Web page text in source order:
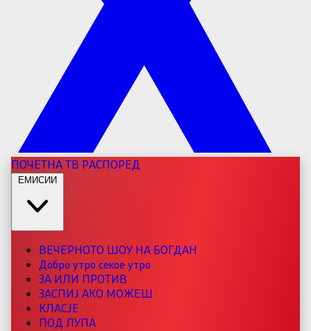
ПОЧЕТНАТВ РАСПОРЕД
ЕМИСИИ
ВЕЧЕРНОТО ШОУ НА БОГДАН
Добро утро секое утро
ЗА ИЛИ ПРОТИВ
ЗАСПИЈ АКО МОЖЕШ
КЛАСЈЕ
ПОД ЛУПА